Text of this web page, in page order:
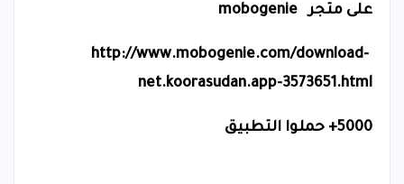
على متجرmobogenie
http://www.mobogenie.com/download-
net.koorasudan.app-3573651.html
5000+ حملوا التطبيق